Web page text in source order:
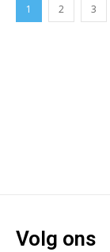
1 2 3
Volg ons